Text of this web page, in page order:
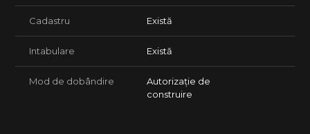
Cadastru Există
Intabulare Există
Mod de dobândire
Autorizație de
construire